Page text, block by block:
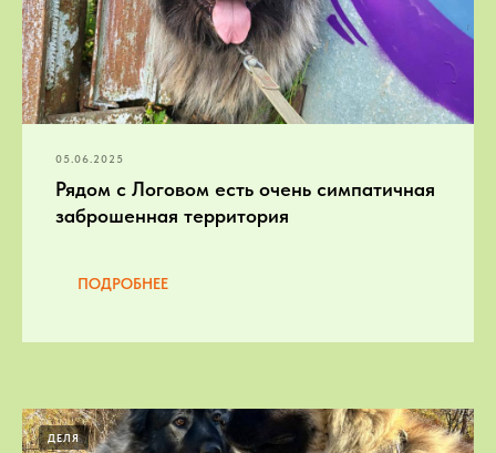
05.06.2025
Рядом с Логовом есть очень симпатичная
заброшенная территория
ПОДРОБНЕЕ
ДЕЛЯ